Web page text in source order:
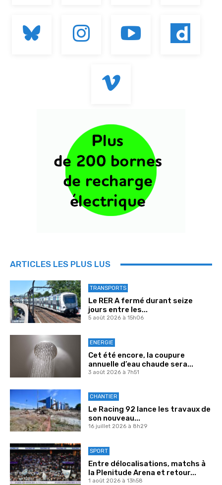
ARTICLES LES PLUS LUS
TRANSPORTS
Le RER A fermé durant seize
jours entre les...
5 août 2026 à 15h06
ENERGIE
Cet été encore, la coupure
annuelle d’eau chaude sera...
3 août 2026 à 7h51
CHANTIER
Le Racing 92 lance les travaux de
son nouveau...
16 juillet 2026 à 8h29
SPORT
Entre délocalisations, matchs à
la Plenitude Arena et retour...
1 août 2026 à 13h58